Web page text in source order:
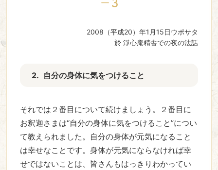
−3
2008（平成20）年1月15日ウポサタ
於 淨心庵精舎での夜の法話
2. 自分の身体に気をつけること
それでは２番目について続けましょう。２番目に
お釈迦さまは“自分の身体に気をつけること”につい
て教えられました。自分の身体が元気になること
は幸せなことです。身体が元気にならなければ幸
せではないことは、皆さんもはっきりわかってい